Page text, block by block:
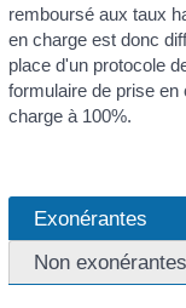
remboursé aux taux
en charge est donc
place d'un protocole
formulaire de prise
charge à 100%.
Exonérantes
Non exonérantes